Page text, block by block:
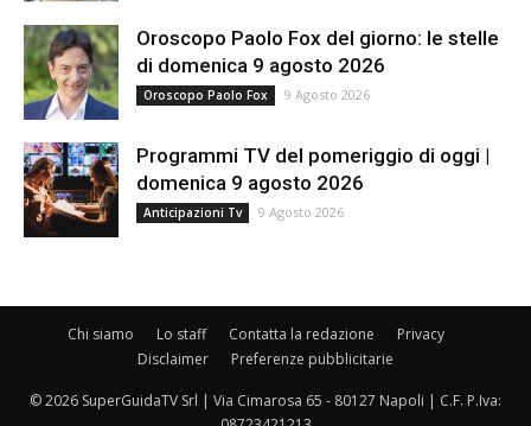
Oroscopo Paolo Fox del giorno: le stelle
di domenica 9 agosto 2026
Oroscopo Paolo Fox 9 Agosto 2026
Programmi TV del pomeriggio di oggi |
domenica 9 agosto 2026
Anticipazioni Tv 9 Agosto 2026
Chi siamo Lo staff Contatta la redazione
Privacy
Disclaimer
Preferenze pubblicitarie
© 2026 SuperGuidaTV Srl | Via Cimarosa 65 - 80127 Napoli | C.F. P.Iva: